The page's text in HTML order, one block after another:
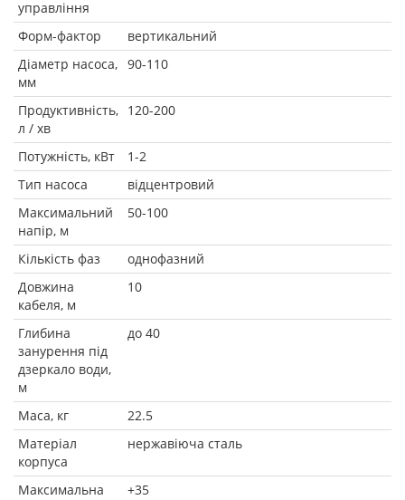
управління
Форм-фактор
вертикальний
Діаметр насоса,
мм
90-110
Продуктивність,
л / хв
120-200
Потужність, кВт
1-2
Тип насоса
відцентровий
Максимальний
напір, м
50-100
Кількість фаз
однофазний
Довжина
кабеля, м
10
Глибина
занурення під
дзеркало води,
м
до 40
Маса, кг
22.5
Матеріал
корпуса
нержавіюча сталь
Максимальна
+35